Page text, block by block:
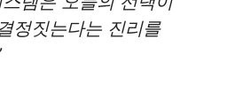
정짓는다는 진리를